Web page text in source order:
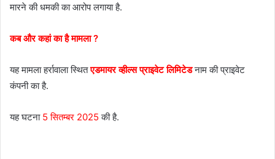
मारने की धमकी का आरोप लगाया है.
कब और कहां का है मामला ?
यह मामला हर्रावाला स्थितएडमायर व्हील्स प्राइवेट लिमिटेडनाम की प्राइवेट
कंपनी का है.
यह घटना 5 सितम्बर 2025 की है.